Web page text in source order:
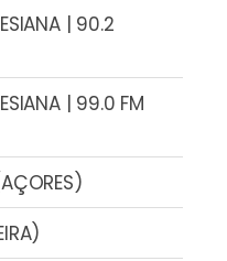
| 90.2
| 99.0 FM